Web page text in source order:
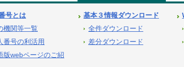
号とは
機関等一覧
番号の利活用
版webページのご紹
基本３情報ダウンロード
全件ダウンロード
差分ダウンロード